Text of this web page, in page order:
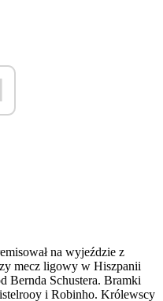
na wyjeździe z
mecz ligowy w Hiszpanii
Bernda Schustera. Bramki
i Robinho. Królewscy